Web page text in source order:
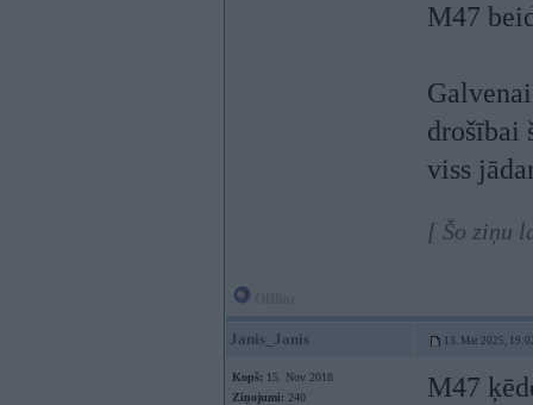
M47
drošībai
viss
[ Šo ziņu
Janis_Janis 13. Mar 2025,
Kopš: 15. Nov 2018
Ziņojumi: 240
M47